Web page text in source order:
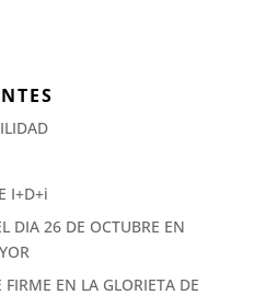
I+D+i
DIA 26 DE OCTUBRE EN
EN LA GLORIETA DE